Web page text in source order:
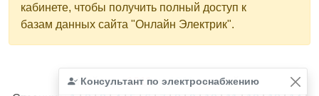
кабинете, чтобы получить полный доступ к
базам данных сайта "Онлайн Электрик".
Консультант по электроснабжению
Найдено1811из1811записей.